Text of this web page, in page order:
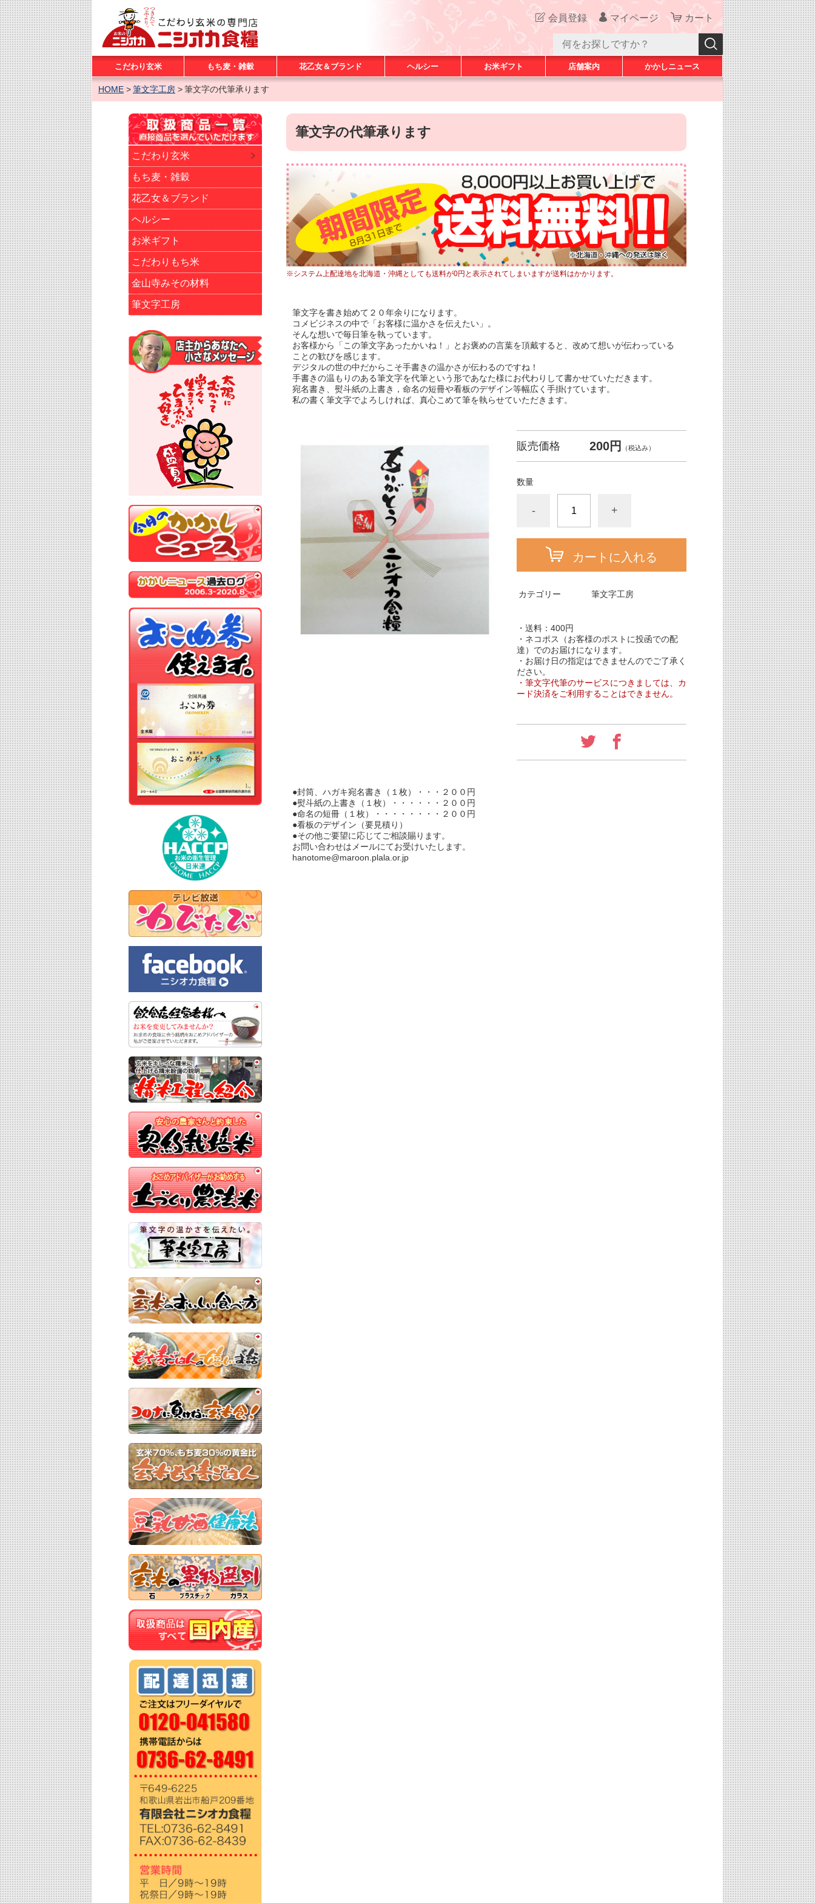
会員登録 マイページ カート
こだわり玄米 もち麦・雑穀 花乙女＆ブランド ヘルシー お米ギフト 店舗案内 かかしニュース
HOME 筆文字工房 筆文字の代筆承ります
筆文字の代筆承ります
※システム上配達地を北海道・沖縄としても送料が0円と表示されてしまいますが送料はかかります。
筆文字を書き始めて２０年余りになります。
コメビジネスの中で「お客様に温かさを伝えたい」。
そんな想いで毎日筆を執っています。
お客様から「この筆文字あったかいね！」とお褒めの言葉を頂戴すると、改めて想いが伝わっている
ことの歓びを感じます。
デジタルの世の中だからこそ手書きの温かさが伝わるのですね！
手書きの温もりのある筆文字を代筆という形であなた様にお代わりして書かせていただきます。
宛名書き、熨斗紙の上書き，命名の短冊や看板のデザイン等幅広く手掛けています。
私の書く筆文字でよろしければ、真心こめて筆を執らせていただきます。
販売価格 200円 （税込み）
数量
- +
カートに入れる
カテゴリー 筆文字工房
・送料：400円
・ネコポス（お客様のポストに投函での配
達）でのお届けになります。
・お届け日の指定はできませんのでご了承く
ださい。
・筆文字代筆のサービスにつきましては、カ
ード決済をご利用することはできません。
●封筒、ハガキ宛名書き（１枚）・・・２００円
●熨斗紙の上書き（１枚）・・・・・・２００円
●命名の短冊（１枚）・・・・・・・・２００円
●看板のデザイン（要見積り）
●その他ご要望に応じてご相談賜ります。
お問い合わせはメールにてお受けいたします。
hanotome@maroon.plala.or.jp
こだわり玄米
もち麦・雑穀
花乙女＆ブランド
ヘルシー
お米ギフト
こだわりもち米
金山寺みその材料
筆文字工房